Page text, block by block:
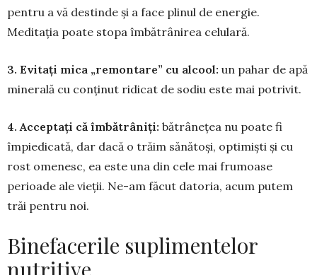
pentru a vă destinde și a face plinul de energie.
Meditația poate stopa îmbătrânirea ce­lulară.
3. Evitați mica „remontare” cu al­cool: un pahar de apă
minerală cu con­ținut ridicat de sodiu este mai potrivit.
4. Acceptați că îmbătrâniți: bă­trâ­nețea nu poate fi
împie­dicată, dar dacă o trăim sănă­toși, optimiști și cu
rost ome­nesc, ea este una din cele mai fru­moase
perioade ale vieții. Ne-am fă­cut datoria, acum pu­tem
trăi pentru noi.
Binefacerile suplimentelor
nutritive